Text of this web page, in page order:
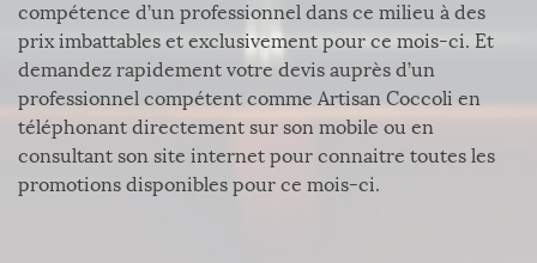
compétence d’un professionnel dans ce milieu à des
prix imbattables et exclusivement pour ce mois-ci. Et
demandez rapidement votre devis auprès d’un
professionnel compétent comme Artisan Coccoli en
téléphonant directement sur son mobile ou en
consultant son site internet pour connaitre toutes les
promotions disponibles pour ce mois-ci.